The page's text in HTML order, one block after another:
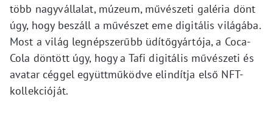
több nagyvállalat, múzeum, művészeti galéria dönt
úgy, hogy beszáll a művészet eme digitális világába.
Most a világ legnépszerűbb üdítőgyártója, a Coca-
Cola döntött úgy, hogy a Tafi digitális művészeti és
avatar céggel együttműködve elindítja első NFT-
kollekcióját.